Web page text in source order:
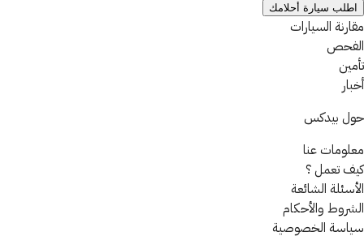
اطلب سيارة أحلامك
مقارنة السيارات
الفحص
تأمين
أخبار
حول بيدكس
معلومات عنا
كيف تعمل ؟
الأسئلة الشائعة
الشروط والأحكام
سياسة الخصوصية